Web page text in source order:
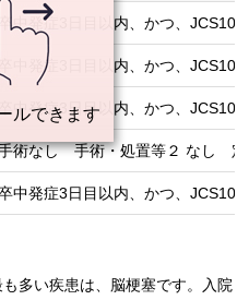
卒中発症3日目以内、かつ、
卒中発症3日目以内、かつ、
中発症3日目以内、かつ、
術なし 手術・処置等２ なし 定
中発症3日目以内、かつ、
多い疾患は、脳梗塞です。入院